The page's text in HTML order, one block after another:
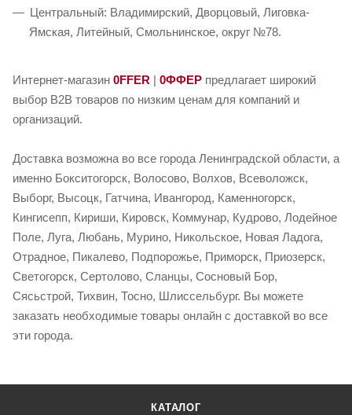
Центральный: Владимирский, Дворцовый, Лиговка-
Ямская, Литейный, Смольнинское, округ №78.
Интернет-магазин 0FFER | 0ФФЕР предлагает широкий
выбор B2B товаров по низким ценам для компаний и
организаций.
Доставка возможна во все города Ленинградской области, а
именно Бокситогорск, Волосово, Волхов, Всеволожск,
Выборг, Высоцк, Гатчина, Ивангород, Каменногорск,
Кингисепп, Кириши, Кировск, Коммунар, Кудрово, Лодейное
Поле, Луга, Любань, Мурино, Никольское, Новая Ладога,
Отрадное, Пикалево, Подпорожье, Приморск, Приозерск,
Светогорск, Сертолово, Сланцы, Сосновый Бор,
Сясьстрой, Тихвин, Тосно, Шлиссельбург. Вы можете
заказать необходимые товары онлайн с доставкой во все
эти города.
КАТАЛОГ